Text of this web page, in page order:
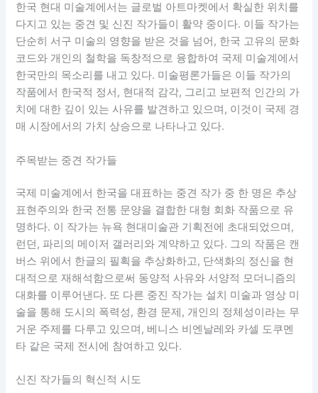
한국 현대 미술계에서는 글로벌 아트마켓에서 확실한 위치를
다지고 있는 중견 및 신진 작가들이 활약 중이다. 이들 작가는
단순히 서구 미술의 영향을 받은 것을 넘어, 한국 고유의 문화
코드와 개인의 철학을 독창적으로 융합하여 국제 미술계에서
한국만의 목소리를 내고 있다. 미술평론가들은 이들 작가의
작품에서 한국적 정서, 현대적 감각, 그리고 보편적 인간의 가
치에 대한 깊이 있는 사유를 발견하고 있으며, 이것이 국제 경
매 시장에서의 가치 상승으로 나타나고 있다.
주목받는 중견 작가들
국제 미술계에서 한국을 대표하는 중견 작가 중 한 명은 추상
표현주의와 한국 전통 문양을 결합한 대형 회화 작품으로 유
명하다. 이 작가는 뉴욕 현대미술관 기획전에 초대되었으며,
런던, 파리의 메이저 갤러리와 계약하고 있다. 그의 작품은 캔
버스 위에서 한글의 필획을 추상화하고, 단색화의 정신을 현
대적으로 재해석함으로써 동양적 사유와 서양적 모더니즘의
대화를 이루어낸다. 또 다른 중진 작가는 설치 미술과 영상 미
술을 통해 도시의 폭력성, 환경 문제, 개인의 정체성이라는 무
거운 주제를 다루고 있으며, 베니스 비엔날레와 카셀 도쿠멘
타 같은 국제 전시에 참여하고 있다.
신진 작가들의 혁신적 시도